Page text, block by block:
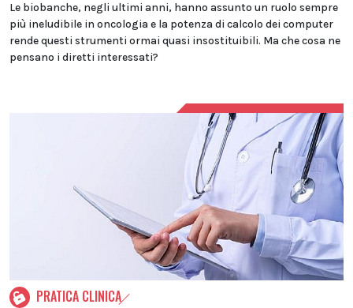
Le biobanche, negli ultimi anni, hanno assunto un ruolo sempre
più ineludibile in oncologia e la potenza di calcolo dei computer
rende questi strumenti ormai quasi insostituibili. Ma che cosa ne
pensano i diretti interessati?
PRATICA CLINICA